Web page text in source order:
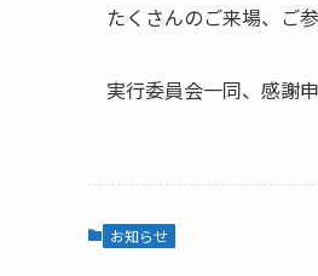
たくさんのご来場、ご
実行委員会一同、感謝申
お知らせ